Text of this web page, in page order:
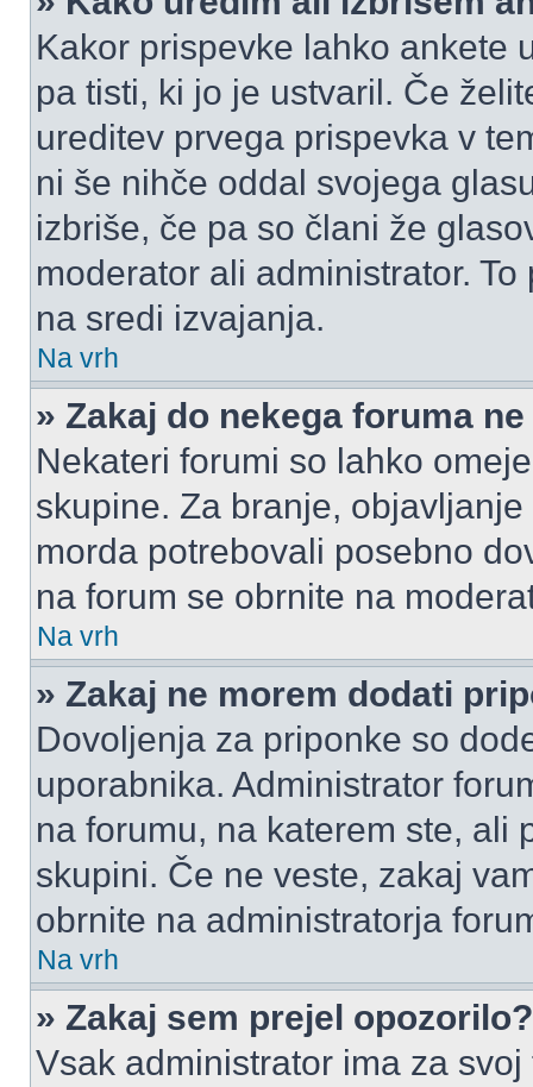
Kakor prispevke lahko ankete
pa tisti, ki jo je ustvaril. Če
ureditev prvega prispevka v
ni še nihče oddal svojega
izbriše, če pa so člani že
moderator ali administrator.
na sredi izvajanja.
Na vrh
» Zakaj do nekega foruma
Nekateri forumi so lahko
skupine. Za branje,
morda potrebovali posebno
na forum se obrnite na
Na vrh
» Zakaj ne morem dodati
Dovoljenja za priponke so
uporabnika. Administrator
na forumu, na katerem ste, ali
skupini. Če ne veste, zakaj
obrnite na administratorja
Na vrh
» Zakaj sem prejel opozorilo?
Vsak administrator ima za